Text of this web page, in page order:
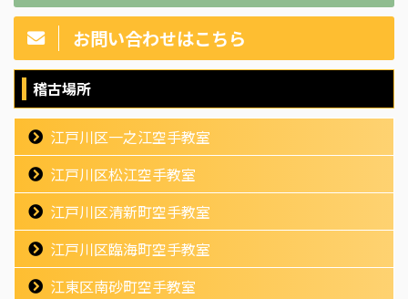
お問い合わせはこちら
稽古場所
江戸川区一之江空手教室
江戸川区松江空手教室
江戸川区清新町空手教室
江戸川区臨海町空手教室
江東区南砂町空手教室